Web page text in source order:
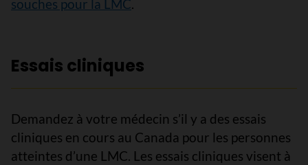
souches pour la LMC.
Essais cliniques
Demandez à votre médecin s’il y a des essais
cliniques en cours au Canada pour les personnes
atteintes d’une LMC. Les essais cliniques visent à